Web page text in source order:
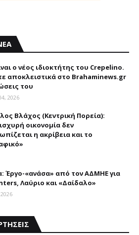
ο νέος ιδιοκτήτης του Crepelino.
αποκλειστικά στο Brahaminews.gr
του
2026
Βλάχος (Κεντρική Πορεία):
οικονομία δεν
η ακρίβεια και το
Έργο-«ανάσα» από τον ΑΔΜΗΕ για
Λαύριο και «Δαίδαλο»